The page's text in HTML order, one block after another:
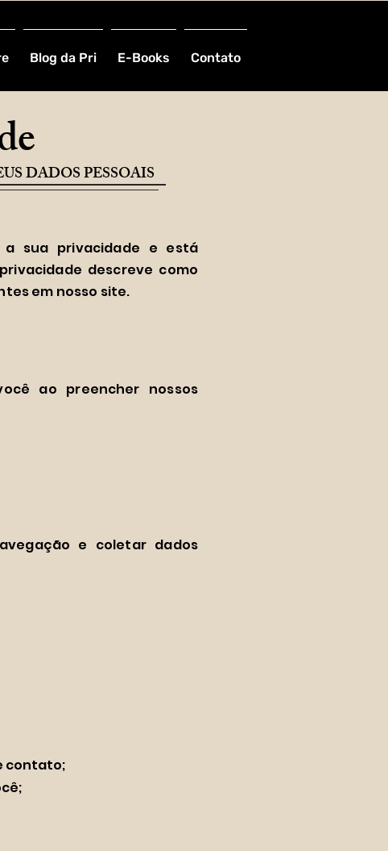
Blog da Pri E-Books Contato
DADOS PESSOAIS
a sua privacidade e está
descreve como
em nosso site.
ao preencher nossos
e coletar dados
contato;